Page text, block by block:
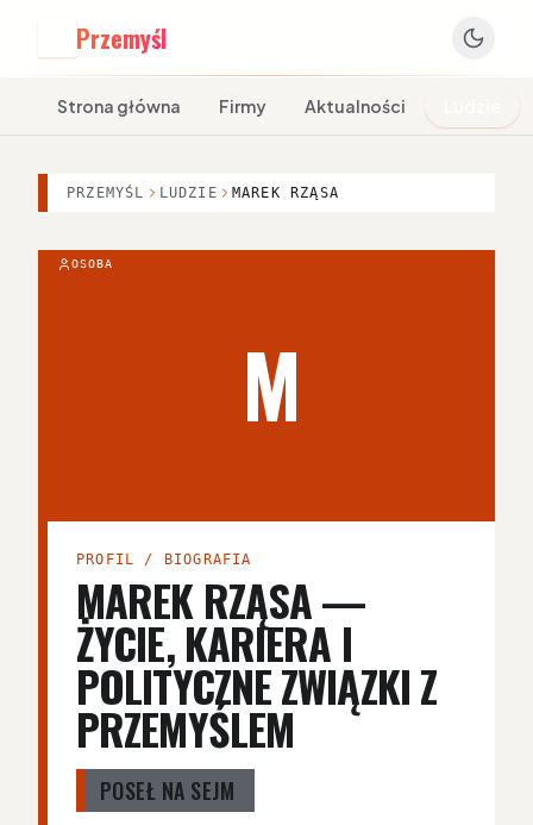
Przemyśl
Strona główna Firmy Aktualności
PRZEMYŚL LUDZIE MAREK RZĄSA
M
OSOBA
PROFIL / BIOGRAFIA
MAREK RZĄSA —
ŻYCIE, KARIERA I
POLITYCZNE ZWIĄZKI Z
PRZEMYŚLEM
POSEŁ NA SEJM